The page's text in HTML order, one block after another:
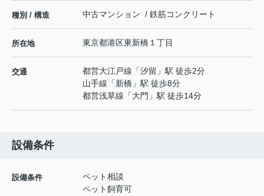
種別 / 構造 中古マンション / 鉄筋コンクリート
所在地 東京都港区東新橋 １丁目
交通 都営大江戸線 「汐留 」駅 徒歩2分
山手線 「新橋 」駅 徒歩8分
都営浅草線 「大門 」駅 徒歩14分
設備条件
設備条件
ペット相談
ペット飼育可